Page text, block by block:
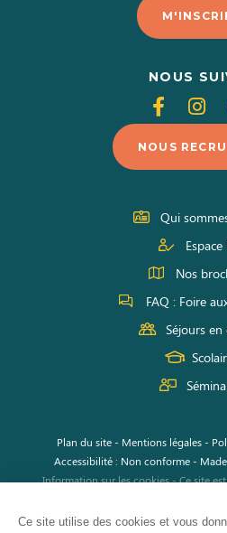
Ce site utilise des cookies et vous
NOUS
Suivez-
nous
sur
NOUS
Qui
Nos
FAQ : Foire
Séjours
Plan du site- Mentions légales-
Accessibilité : Non conforme -
Information sur les cookies-Ce site